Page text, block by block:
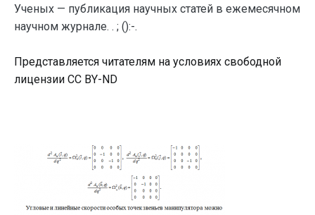
Ученых — публикация научных статей в ежемесячном
научном журнале. . ; ():-.
Представляется читателям на условиях свободной
лицензии CC BY-ND